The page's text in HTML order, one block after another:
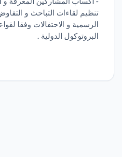
تنظيم لقاءات التباحث و
الرسمية و الاحتفالات وفقا
البروتوكول الدولية .